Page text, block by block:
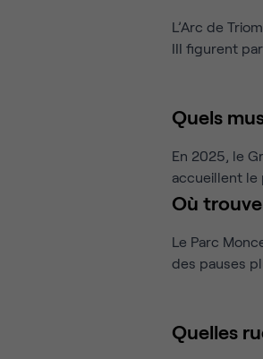
L’Arc de
III figurent
Quels
En 2025, le
accueillent le
Où
Le Parc
des pauses
Quelles